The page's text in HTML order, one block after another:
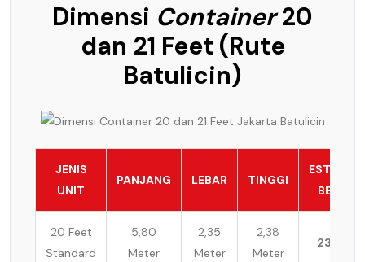
Dimensi Container20
dan 21 Feet (Rute
Batulicin)
JENIS
UNIT
PANJANG LEBAR TINGGI
ESTIMASI
BEBAN
20 Feet
Standard
5,80
Meter
2,35
Meter
2,38
Meter
23 Ton